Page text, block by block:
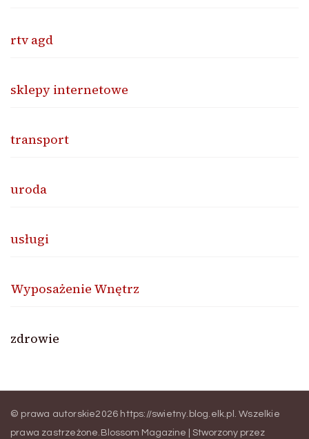
rtv agd
sklepy internetowe
transport
uroda
usługi
Wyposażenie Wnętrz
zdrowie
© prawa autorskie2026 https://swietny.blog.elk.pl . Wszelkie
prawa zastrzeżone. Blossom Magazine | Stworzony przez